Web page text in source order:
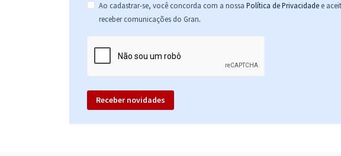
Ao cadastrar-se, você concorda com a nossa Política de Privacidade e
receber comunicações do Gran.
Receber novidades